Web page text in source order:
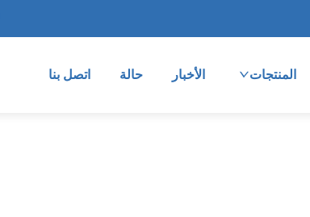
المنتجات الأخبار حالة اتصل بنا